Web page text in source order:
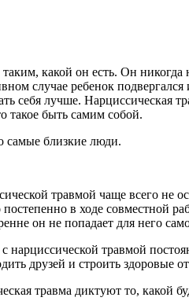
какой он есть. Он
случае ребенок
лучше. Нарциссическая
такое быть самим собой.
самые близкие люди.
травмой чаще всего не
в ходе совместной
он не попадает для него
травмой
друзей и строить здоровые
травма диктуют то, какой